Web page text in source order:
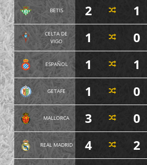
BETIS 2 1
CELTA DE
VIGO
1 0
ESPAÑOL 1 1
GETAFE 1 0
MALLORCA 3 0
REAL MADRID 4 2